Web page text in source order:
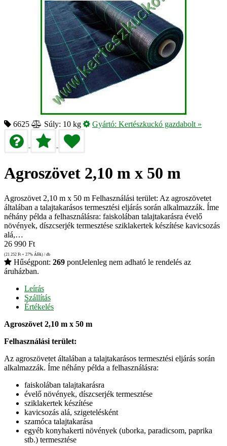
6625 Súly: 10 kg Gyártó: Kertészkuckó gazdabolt »
Agroszövet 2,10 m x 50 m
Agroszövet 2,10 m x 50 m Felhasználási terület: Az agroszövetet
általában a talajtakarásos termesztési eljárás során alkalmazzák. Íme
néhány példa a felhasználásra: faiskolában talajtakarásra évelő
növények, díszcserjék termesztése sziklakertek készítése kavicsozás
alá,…
26 990 Ft
(21 252 Ft + 27% ÁFA) / db
Hűségpont: 269 pontJelenleg nem adható le rendelés az
áruházban.
Leírás
Szállítás
Értékelés
Agroszövet 2,10 m x 50 m
Felhasználási terület:
Az agroszövetet általában a talajtakarásos termesztési eljárás során
alkalmazzák. Íme néhány példa a felhasználásra:
faiskolában talajtakarásra
évelő növények, díszcserjék termesztése
sziklakertek készítése
kavicsozás alá, szigetelésként
szamóca talajtakarása
egyéb konyhakerti növények (uborka, paradicsom, paprika
stb.) termesztése